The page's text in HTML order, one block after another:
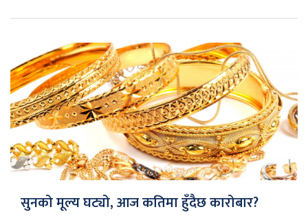
सुनको मूल्य घट्यो, आज कतिमा हुँदैछ कारोबार?